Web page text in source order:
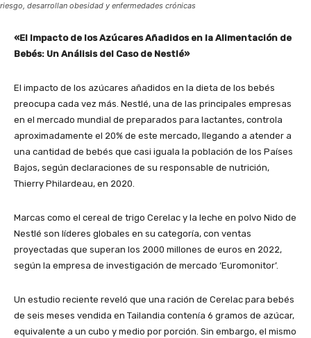
riesgo, desarrollan obesidad y enfermedades crónicas
«El Impacto de los Azúcares Añadidos en la Alimentación de
Bebés: Un Análisis del Caso de Nestlé»
El impacto de los azúcares añadidos en la dieta de los bebés
preocupa cada vez más. Nestlé, una de las principales empresas
en el mercado mundial de preparados para lactantes, controla
aproximadamente el 20% de este mercado, llegando a atender a
una cantidad de bebés que casi iguala la población de los Países
Bajos, según declaraciones de su responsable de nutrición,
Thierry Philardeau, en 2020.
Marcas como el cereal de trigo Cerelac y la leche en polvo Nido de
Nestlé son líderes globales en su categoría, con ventas
proyectadas que superan los 2000 millones de euros en 2022,
según la empresa de investigación de mercado ‘Euromonitor’.
Un estudio reciente reveló que una ración de Cerelac para bebés
de seis meses vendida en Tailandia contenía 6 gramos de azúcar,
equivalente a un cubo y medio por porción. Sin embargo, el mismo